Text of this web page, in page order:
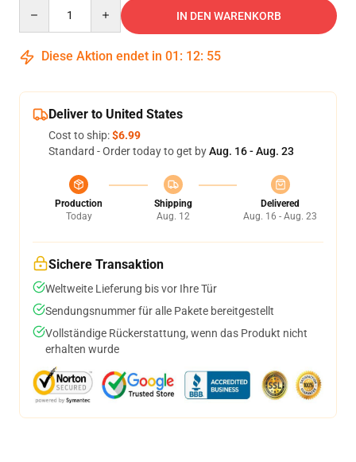
IN DEN WARENKORB
Diese Aktion endet in 01 : 12: 54
Deliver to United States
Cost to ship:$6.99
Standard - Order today to get byAug. 16 - Aug. 23
Production
Today
Shipping
Aug. 12
Delivered
Aug. 16 - Aug. 23
Sichere Transaktion
Weltweite Lieferung bis vor Ihre Tür
Sendungsnummer für alle Pakete bereitgestellt
Vollständige Rückerstattung, wenn das Produkt nicht
erhalten wurde